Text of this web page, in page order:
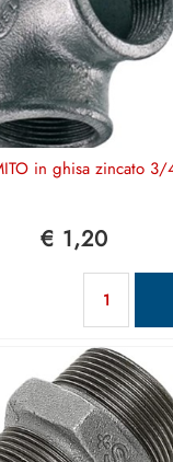
in ghisa zincato 3/
€ 1,20